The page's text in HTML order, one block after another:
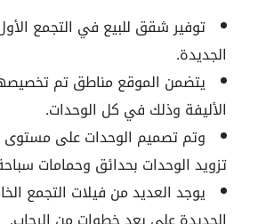
توفير شقق للبيع في التجمع
الجديدة.
يتضمن الموقع مناطق تم
الأليفة وذلك في كل الوحدات.
وتم تصميم الوحدات على مستوى
تزويد الوحدات بحدائق وحمامات
يوجد العديد من فيلات التجمع